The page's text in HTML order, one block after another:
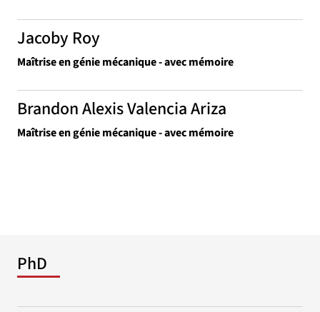
Jacoby Roy
Maîtrise en génie mécanique - avec mémoire
Brandon Alexis Valencia Ariza
Maîtrise en génie mécanique - avec mémoire
PhD